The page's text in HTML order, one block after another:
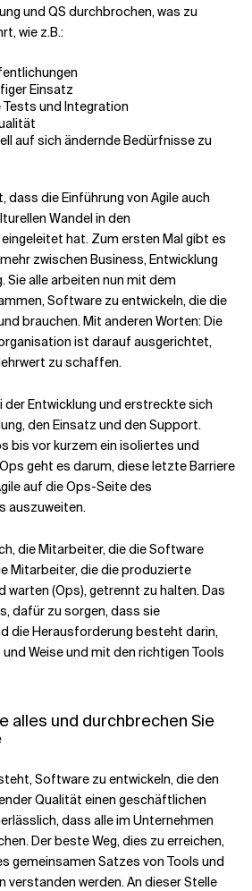
und QS durchbrochen, was zu
wie z.B.:
Einsatz
und Integration
auf sich ändernde Bedürfnisse zu
dass die Einführung von Agile auch
Wandel in den
hat. Zum ersten Mal gibt es
zwischen Business, Entwicklung
Sie alle arbeiten nun mit dem
Software zu entwickeln, die die
brauchen. Mit anderen Worten: Die
ist darauf ausgerichtet,
zu schaffen.
Entwicklung und erstreckte sich
den Einsatz und den Support.
bis vor kurzem ein isoliertes und
geht es darum, diese letzte Barriere
auf die Ops-Seite des
auszuweiten.
die Mitarbeiter, die die Software
Mitarbeiter, die die produzierte
warten (Ops), getrennt zu halten. Das
dafür zu sorgen, dass sie
die Herausforderung besteht darin,
Weise und mit den richtigen Tools
alles und durchbrechen Sie
Software zu entwickeln, die den
Qualität einen geschäftlichen
dass alle im Unternehmen
Der beste Weg, dies zu erreichen,
gemeinsamen Satzes von Tools und
verstanden werden. An dieser Stelle